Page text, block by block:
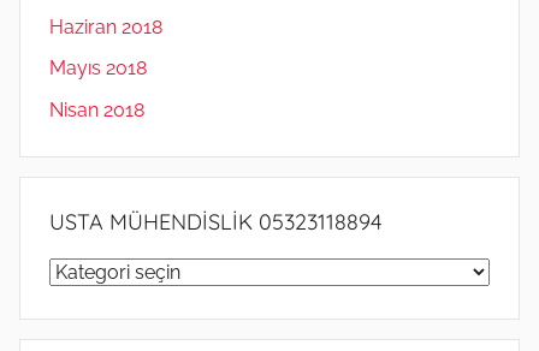
Haziran 2018
Mayıs 2018
Nisan 2018
USTA MÜHENDİSLİK 05323118894
USTA
05323118894